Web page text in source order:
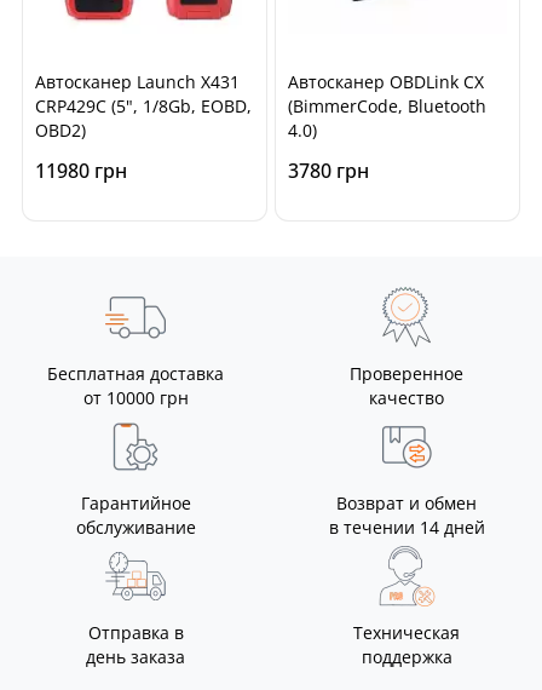
Автосканер Launch X431
CRP429C (5", 1/8Gb, EOBD,
OBD2)
11980 грн
Автосканер OBDLink CX
(BimmerCode, Bluetooth
4.0)
3780 грн
Бесплатная доставка
от 10000 грн
Проверенное
качество
Гарантийное
обслуживание
Возврат и обмен
в течении 14 дней
Отправка в
день заказа
Техническая
поддержка